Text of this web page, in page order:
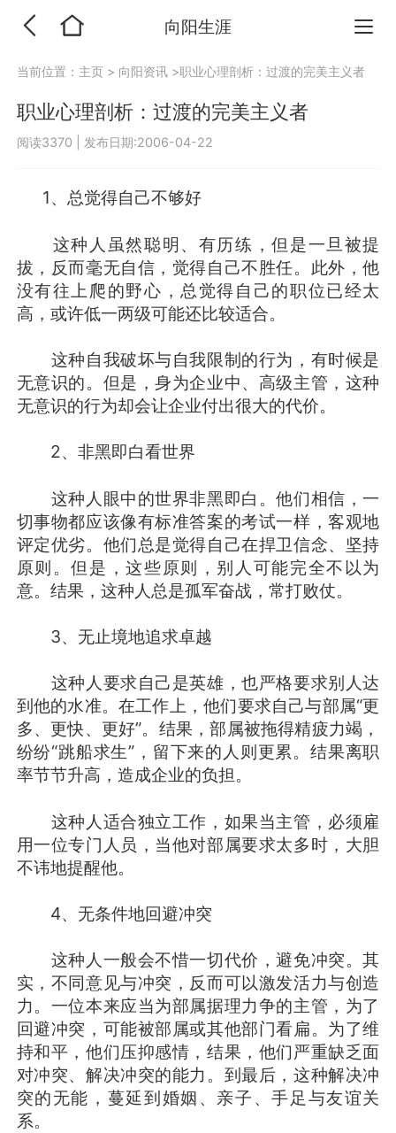
向阳生涯
当前位置： 主页 > 向阳资讯 >职业心理剖析：过渡的完美主义者
职业心理剖析：过渡的完美主义者
阅读3370 发布日期:2006-04-22
1、总觉得自己不够好
这种人虽然聪明、有历练，但是一旦被提
拔，反而毫无自信，觉得自己不胜任。此外，他
没有往上爬的野心，总觉得自己的职位已经太
高，或许低一两级可能还比较适合。
这种自我破坏与自我限制的行为，有时候是
无意识的。但是，身为企业中、高级主管，这种
无意识的行为却会让企业付出很大的代价。
2、非黑即白看世界
这种人眼中的世界非黑即白。他们相信，一
切事物都应该像有标准答案的考试一样，客观地
评定优劣。他们总是觉得自己在捍卫信念、坚持
原则。但是，这些原则，别人可能完全不以为
意。结果，这种人总是孤军奋战，常打败仗。
3、无止境地追求卓越
这种人要求自己是英雄，也严格要求别人达
到他的水准。在工作上，他们要求自己与部属“更
多、更快、更好”。结果，部属被拖得精疲力竭，
纷纷“跳船求生”，留下来的人则更累。结果离职
率节节升高，造成企业的负担。
这种人适合独立工作，如果当主管，必须雇
用一位专门人员，当他对部属要求太多时，大胆
不讳地提醒他。
4、无条件地回避冲突
这种人一般会不惜一切代价，避免冲突。其
实，不同意见与冲突，反而可以激发活力与创造
力。一位本来应当为部属据理力争的主管，为了
回避冲突，可能被部属或其他部门看扁。为了维
持和平，他们压抑感情，结果，他们严重缺乏面
对冲突、解决冲突的能力。到最后，这种解决冲
突的无能，蔓延到婚姻、亲子、手足与友谊关
系。